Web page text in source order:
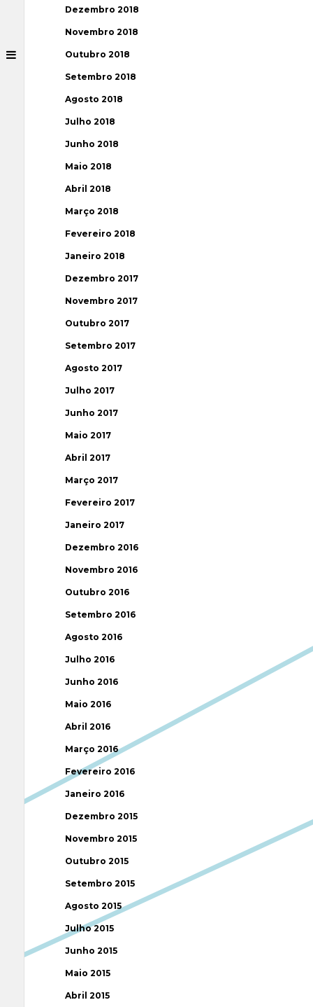
Dezembro 2018
Novembro 2018
Outubro 2018
Setembro 2018
Agosto 2018
Julho 2018
Junho 2018
Maio 2018
Abril 2018
Março 2018
Fevereiro 2018
Janeiro 2018
Dezembro 2017
Novembro 2017
Outubro 2017
Setembro 2017
Agosto 2017
Julho 2017
Junho 2017
Maio 2017
Abril 2017
Março 2017
Fevereiro 2017
Janeiro 2017
Dezembro 2016
Novembro 2016
Outubro 2016
Setembro 2016
Agosto 2016
Julho 2016
Junho 2016
Maio 2016
Abril 2016
Março 2016
Fevereiro 2016
Janeiro 2016
Dezembro 2015
Novembro 2015
Outubro 2015
Setembro 2015
Agosto 2015
Julho 2015
Junho 2015
Maio 2015
Abril 2015